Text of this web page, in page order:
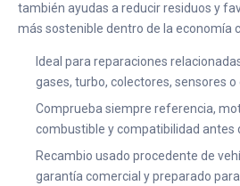
también ayudas a reducir residuos y
más sostenible dentro de la economía
Ideal para reparaciones
gases, turbo, colectores, sensores o
Comprueba siempre referencia,
combustible y compatibilidad antes
Recambio usado procedente de
garantía comercial y preparado